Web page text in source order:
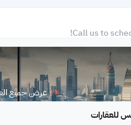
عرض جميع
للعقارات
Call us to
Real Estate, finding the right
provide. We provide our clients
and offers. Our team operates
deliver you the best properties
to maximize our customer